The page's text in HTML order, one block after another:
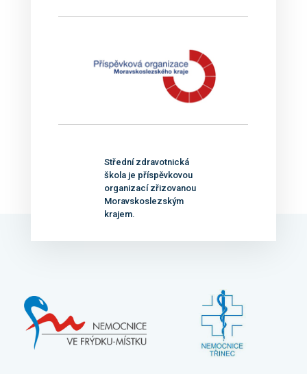
Střední zdravotnická
škola je příspěvkovou
organizací zřizovanou
Moravskoslezským
krajem.